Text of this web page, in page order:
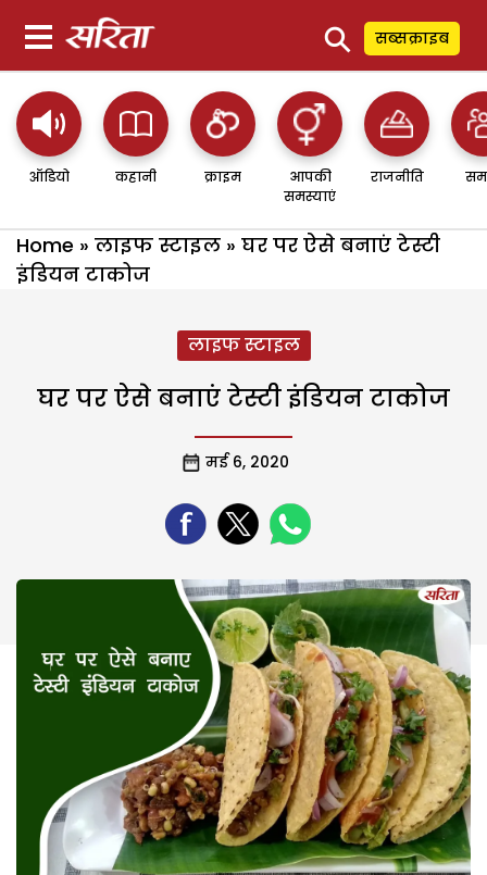
⚲ सब्सक्राइब
ऑडियो कहानी क्राइम
आपकी
समस्याएं
राजनीति
Home » लाइफ स्टाइल » घर पर ऐसे बनाएं टेस्टी
इंडियन टाकोज
लाइफ स्टाइल
घर पर ऐसे बनाएं टेस्टी इंडियन टाकोज
मई 6, 2020